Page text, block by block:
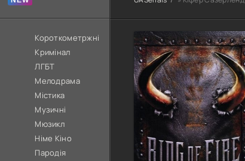
Короткометржні
Кримінал
ЛГБТ
Мелодрама
Містика
Музичні
Мюзикл
Німе Кіно
Пародія